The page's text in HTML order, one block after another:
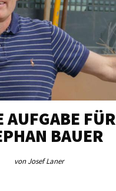
AUFGABE FÜR
BAUER
von Josef Laner